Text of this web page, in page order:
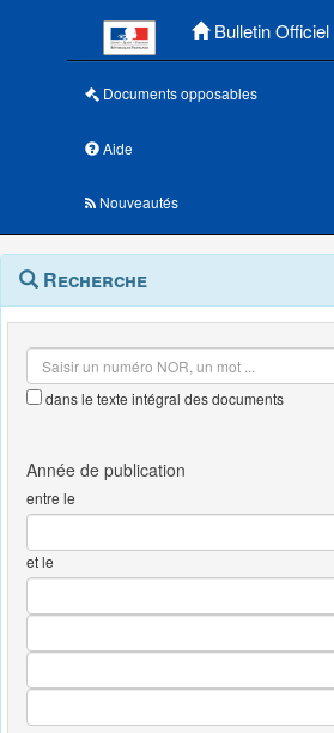
Bulletin Officiel
Documents opposables
Aide
Nouveautés
Navigation
outils
Menu
contextuel
Recherche
dans le texte intégral des documents
entre le
et le